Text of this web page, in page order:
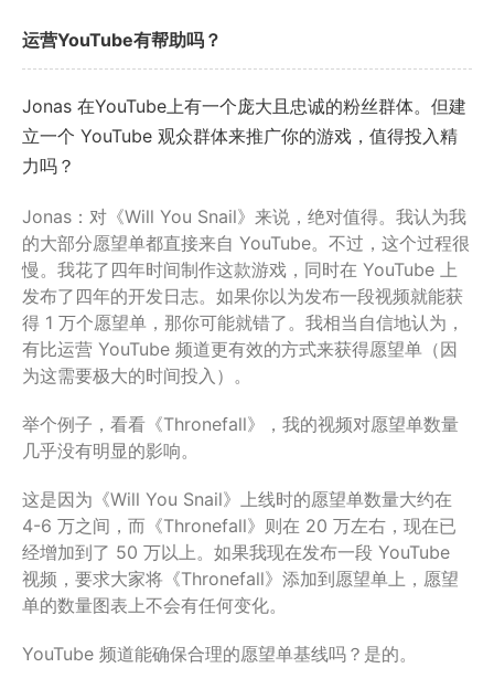
运营YouTube有帮助吗？
Jonas 在YouTube上有一个庞大且忠诚的粉丝群体。但建
立一个 YouTube 观众群体来推广你的游戏，值得投入精
力吗？
Jonas：对《Will You Snail》来说，绝对值得。我认为我
的大部分愿望单都直接来自 YouTube。不过，这个过程很
慢。我花了四年时间制作这款游戏，同时在 YouTube 上
发布了四年的开发日志。如果你以为发布一段视频就能获
得 1 万个愿望单，那你可能就错了。我相当自信地认为，
有比运营 YouTube 频道更有效的方式来获得愿望单（因
为这需要极大的时间投入）。
举个例子，看看《Thronefall》，我的视频对愿望单数量
几乎没有明显的影响。
这是因为《Will You Snail》上线时的愿望单数量大约在
4-6 万之间，而《Thronefall》则在 20 万左右，现在已
经增加到了 50 万以上。如果我现在发布一段 YouTube
视频，要求大家将《Thronefall》添加到愿望单上，愿望
单的数量图表上不会有任何变化。
YouTube 频道能确保合理的愿望单基线吗？是的。